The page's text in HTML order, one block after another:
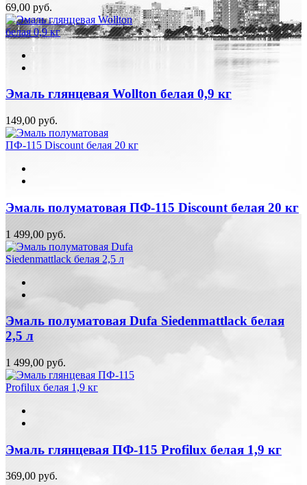
69,00 руб.
Эмаль глянцевая Wollton белая 0,9 кг
149,00 руб.
Эмаль полуматовая ПФ-115 Discount белая 20 кг
1 499,00 руб.
Эмаль полуматовая Dufa Siedenmattlack белая
2,5 л
1 499,00 руб.
Эмаль глянцевая ПФ-115 Profilux белая 1,9 кг
369,00 руб.